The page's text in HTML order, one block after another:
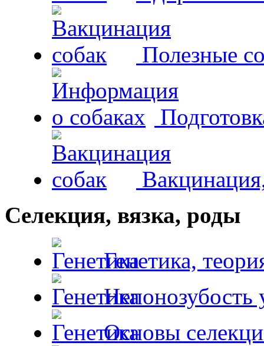
Полезные
Селекция, вязка, роды
Генетика,
Непонозубость
Основы